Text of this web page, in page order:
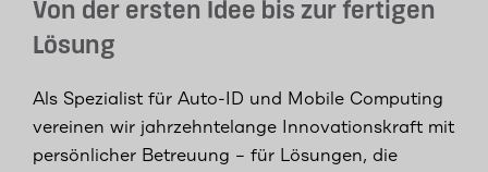
Von der ersten Idee bis zur fertigen
Lösung
Als Spezialist für Auto-ID und Mobile Computing
vereinen wir jahrzehntelange Innovationskraft mit
persönlicher Betreuung – für Lösungen, die